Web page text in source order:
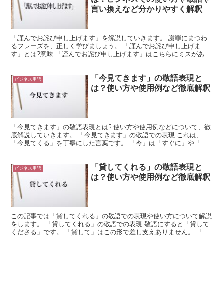
言い換えなど分かりやすく解釈
「謹んでお詫び申し上げます」を解説していきます。 謝罪にまつわ
るフレーズを、正しく学びましょう。 「謹んでお詫び申し上げま
す」とは?意味 「謹んでお詫び申し上げます」はこちらにミスがあっ
ビジネス用語
「今見てきます」の敬語表現と
は？使い方や使用例など徹底解釈
「今見てきます」の敬語表現とは? 使い方や使用例などについて、徹
底解説していきます。 「今見てきます」の敬語での表現 これは、
「今見てくる」を丁寧にした言葉です。 「今」は「すぐに」や「間
ビジネス用語
「貸してくれる」の敬語表現と
は？使い方や使用例など徹底解釈
この記事では「貸してくれる」の敬語での表現や使い方について解説
をします。 「貸してくれる」の敬語での表現 敬語にすると「貸して
くださる」です。 「貸して」はこの形で差し支えありません。 「く